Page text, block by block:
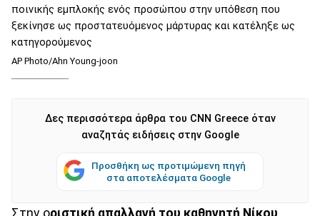
ποινικής εμπλοκής ενός προσώπου στην υπόθεση που
ξεκίνησε ως προστατευόμενος μάρτυρας και κατέληξε ως
κατηγορούμενος
AP Photo/Ahn Young-joon
Δες περισσότερα άρθρα του CNN Greece όταν
αναζητάς ειδήσεις στην Google
Προσθήκη ως προτιμώμενη πηγή
στα αποτελέσματα Google
Στην οριστική απαλλαγή του καθηγητή Νίκου